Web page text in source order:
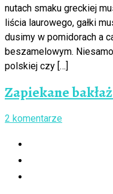
nutach smaku greckiej
liścia laurowego, gałki
dusimy w pomidorach a
beszamelowym.
polskiej czy […]
Zapiekane
2 komentarze